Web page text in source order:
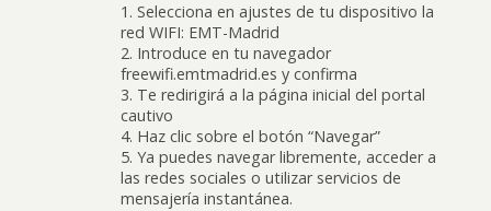
1. Selecciona en ajustes de tu dispositivo la
red WIFI: EMT-Madrid
2. Introduce en tu navegador
freewifi.emtmadrid.es y confirma
3. Te redirigirá a la página inicial del portal
cautivo
4. Haz clic sobre el botón “Navegar”
5. Ya puedes navegar libremente, acceder a
las redes sociales o utilizar servicios de
mensajería instantánea.